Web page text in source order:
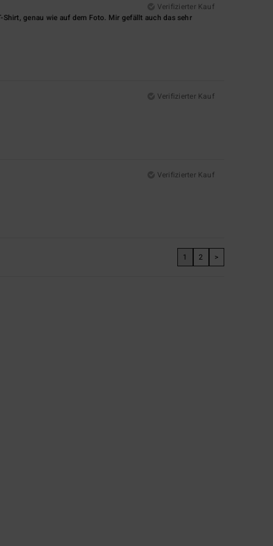
Verifizierter Kauf
genau wie auf dem Foto. Mir gefällt auch das sehr
Verifizierter Kauf
Verifizierter Kauf
1 2 >